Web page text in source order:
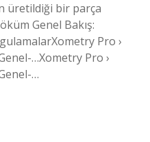
üretildiği bir parça
Genel Bakış:
Pro ›
…Xometry Pro ›
…